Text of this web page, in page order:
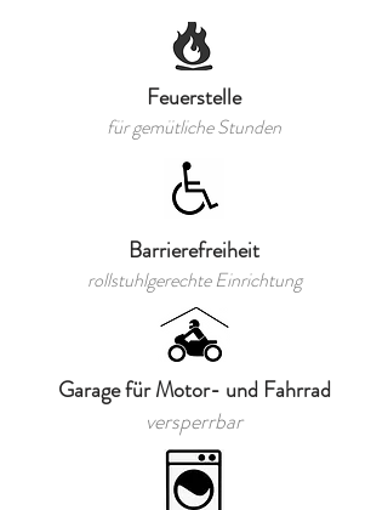
F​euerstelle
für gemütliche Stunden
Barrierefreiheit
rollstuhlgerechte Einrichtung
Garage für Motor- und Fahrrad
versperrbar